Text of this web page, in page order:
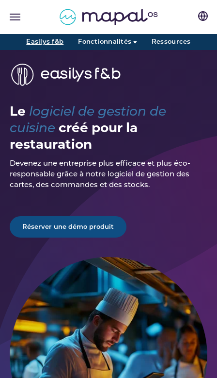
Easilys f&b(current)Fonctionnalités Ressources
Le logiciel de gestion de
cuisine créé pour la
restauration
Devenez une entreprise plus efficace et plus éco-
responsable grâce à notre logiciel de gestion des
cartes, des commandes et des stocks.
Réserver une démo produit